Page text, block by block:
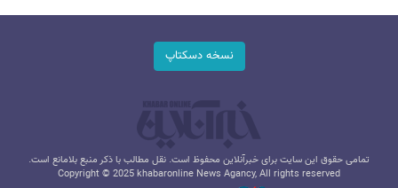
نسخه دسکتاپ
تمامی حقوق این سایت برای خبرآنلاین محفوظ است. نقل مطالب با ذکر منبع بلامانع است.
Copyright © 2025 khabaronline News Agancy, All rights reserved